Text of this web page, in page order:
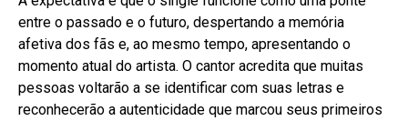
entre o passado e o futuro, despertando a memória
afetiva dos fãs e, ao mesmo tempo, apresentando o
momento atual do artista. O cantor acredita que muitas
pessoas voltarão a se identificar com suas letras e
reconhecerão a autenticidade que marcou seus primeiros